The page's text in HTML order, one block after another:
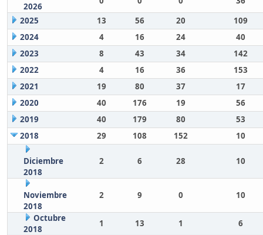
2026
2025
13 56 20
109
2024
4 16 24
40
2023
8 43 34
142
2022
4 16 36
153
2021
19 80 37
17
2020
40 176 19
56
2019
40 179 80
53
2018
29 108 152 10
Diciembre
2018
2 6 28 10
Noviembre
2018
2 9 0 10
Octubre
2018
1 13 1 6